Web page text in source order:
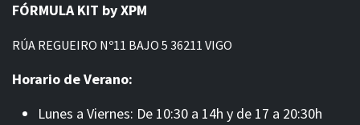
FÓRMULA KIT by XPM
RÚA REGUEIRO Nº11 BAJO 5 36211 VIGO
Horario de Verano:
Lunes a Viernes: De 10:30 a 14h y de 17 a 20:30h